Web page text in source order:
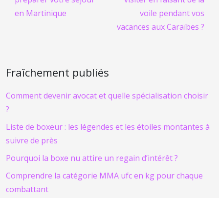
en Martinique
voile pendant vos
vacances aux Caraïbes ?
Fraîchement publiés
Comment devenir avocat et quelle spécialisation choisir
?
Liste de boxeur : les légendes et les étoiles montantes à
suivre de près
Pourquoi la boxe nu attire un regain d’intérêt ?
Comprendre la catégorie MMA ufc en kg pour chaque
combattant